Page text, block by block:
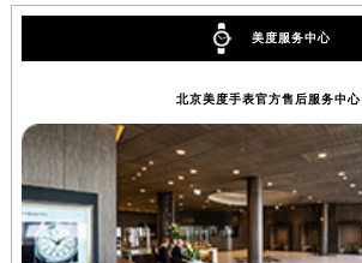
美度服务中心
北京美度手表官方售后服务中心